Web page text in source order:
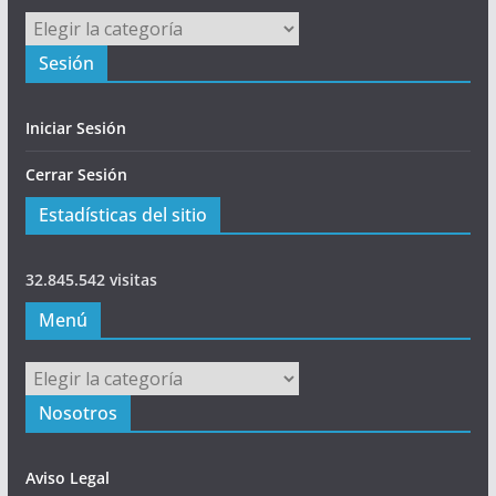
Principal
Sesión
Iniciar Sesión
Cerrar Sesión
Estadísticas del sitio
32.845.542 visitas
Menú
Menú
Nosotros
Aviso Legal